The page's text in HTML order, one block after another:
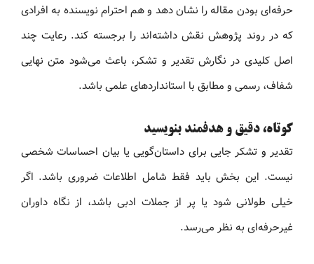
حرفه‌ای بودن مقاله را نشان دهد و هم احترام نویسنده به افرادی
که در روند پژوهش نقش داشته‌اند را برجسته کند. رعایت چند
اصل کلیدی در نگارش تقدیر و تشکر، باعث می‌شود متن نهایی
شفاف، رسمی و مطابق با استانداردهای علمی باشد.
کوتاه، دقیق و هدفمند بنویسید
تقدیر و تشکر جایی برای داستان‌گویی یا بیان احساسات شخصی
نیست. این بخش باید فقط شامل اطلاعات ضروری باشد. اگر
خیلی طولانی شود یا پر از جملات ادبی باشد، از نگاه داوران
غیرحرفه‌ای به نظر می‌رسد.